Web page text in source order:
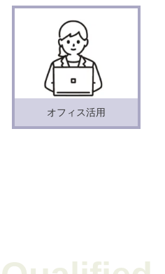
オフィス活用